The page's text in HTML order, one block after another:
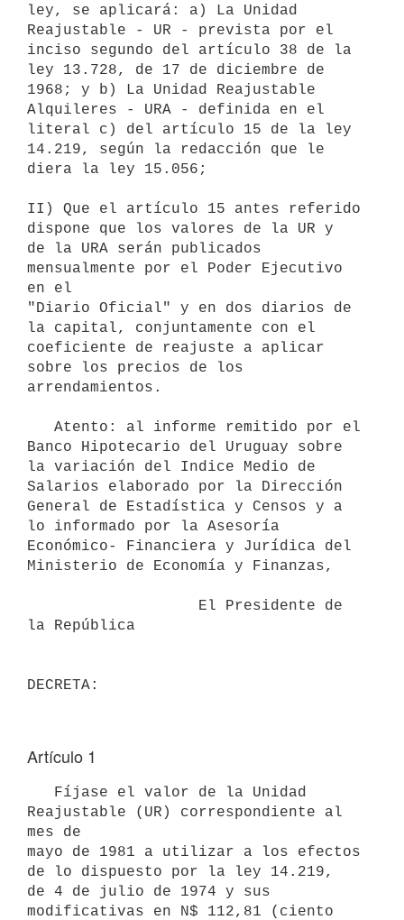
ley, se aplicará: a) La Unidad
Reajustable - UR - prevista por el
inciso segundo del artículo 38 de la
ley 13.728, de 17 de diciembre de
1968; y b) La Unidad Reajustable
Alquileres - URA - definida en el
literal c) del artículo 15 de la ley
14.219, según la redacción que le
diera la ley 15.056;
II) Que el artículo 15 antes referido
dispone que los valores de la UR y
de la URA serán publicados
mensualmente por el Poder Ejecutivo
en el
"Diario Oficial" y en dos diarios de
la capital, conjuntamente con el
coeficiente de reajuste a aplicar
sobre los precios de los
arrendamientos.
Banco Hipotecario del Uruguay sobre
la variación del Indice Medio de
Salarios elaborado por la Dirección
General de Estadística y Censos y a
lo informado por la Asesoría
Económico- Financiera y Jurídica del
Ministerio de Economía y Finanzas,
la República
Artículo 1
Reajustable (UR) correspondiente al
mes de
mayo de 1981 a utilizar a los efectos
de lo dispuesto por la ley 14.219,
de 4 de julio de 1974 y sus
modificativas en N$ 112,81 (ciento